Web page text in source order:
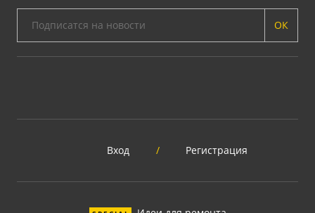
ОК
Вход / Регистрация